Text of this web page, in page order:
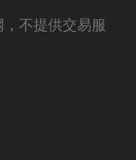
不提供交易服